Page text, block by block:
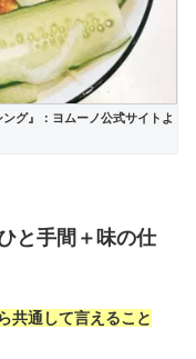
グ』：ヨムーノ公式サイトよ
と手間＋味の仕
共通して言えること